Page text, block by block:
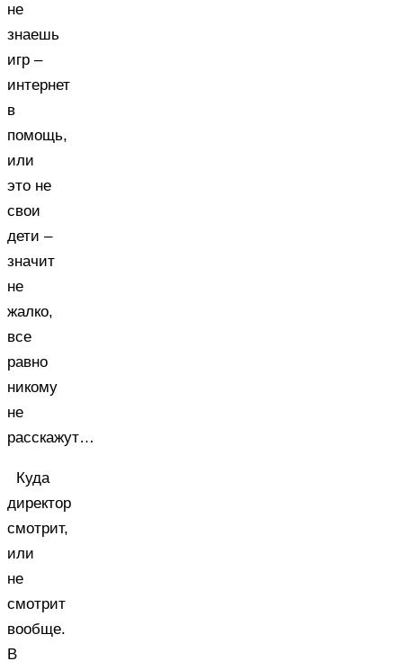
не
знаешь
игр –
интернет
в
помощь,
или
это не
свои
дети –
значит
не
жалко,
все
равно
никому
не
расскажут…
Куда
директор
смотрит,
или
не
смотрит
вообще.
В